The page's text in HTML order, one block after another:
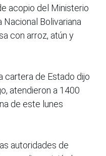
acopio del Ministerio
Bolivariana
con arroz, atún y
cartera de Estado dijo
atendieron a 1400
de este lunes
autoridades de